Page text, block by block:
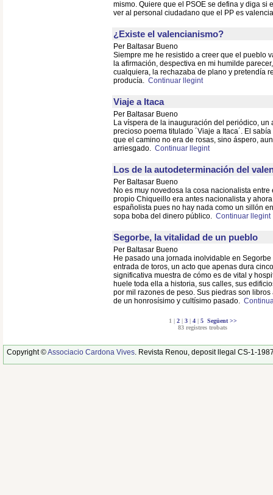
mismo. Quiere que el PSOE se defina y diga si
ver al personal ciudadano que el PP es
¿Existe el valencianismo?
Per Baltasar Bueno
Siempre me he resistido a creer que el pueblo
la afirmación, despectiva en mi humilde
cualquiera, la rechazaba de plano y pretendía
producía. Continuar llegint
Viaje a Itaca
Per Baltasar Bueno
La víspera de la inauguración del periódico, un
precioso poema titulado ´Viaje a Itaca´. El
que el camino no era de rosas, sino áspero,
arriesgado. Continuar llegint
Los de la autodeterminación del
Per Baltasar Bueno
No es muy novedosa la cosa nacionalista
propio Chiqueillo era antes nacionalista y
españolista pues no hay nada como un sillón
sopa boba del dinero público. Continuar llegint
Segorbe, la vitalidad de un pueblo
Per Baltasar Bueno
He pasado una jornada inolvidable en
entrada de toros, un acto que apenas dura
significativa muestra de cómo es de vital y
huele toda ella a historia, sus calles, sus
por mil razones de peso. Sus piedras son
de un honrosísimo y cultísimo pasado.
1 | 2| 3| 4| 5Següent >>
83 registres trobats
Copyright ©Associacio Cardona Vives. Revista Renou, deposit llegal CS-1-